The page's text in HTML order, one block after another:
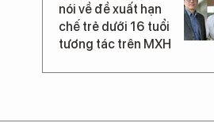
nói về đề xuất hạn
chế trẻ dưới 16 tuổi
tương tác trên MXH